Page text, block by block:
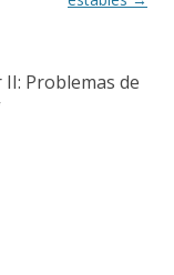
Problemas de